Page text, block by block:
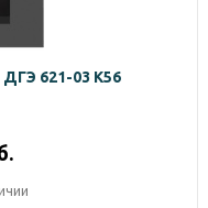
621-03 К56